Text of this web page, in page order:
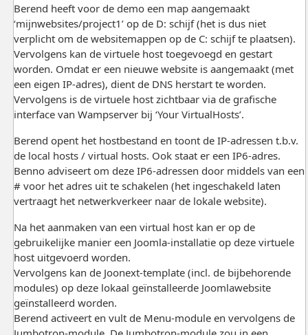
Berend heeft voor de demo een map aangemaakt
‘mijnwebsites/project1’ op de D: schijf (het is dus niet
verplicht om de websitemappen op de C: schijf te plaatsen).
Vervolgens kan de virtuele host toegevoegd en gestart
worden. Omdat er een nieuwe website is aangemaakt (met
een eigen IP-adres), dient de DNS herstart te worden.
Vervolgens is de virtuele host zichtbaar via de grafische
interface van Wampserver bij ‘Your VirtualHosts’.
Berend opent het hostbestand en toont de IP-adressen t.b.v.
de local hosts / virtual hosts. Ook staat er een IP6-adres.
Benno adviseert om deze IP6-adressen door middels van een
# voor het adres uit te schakelen (het ingeschakeld laten
vertraagt het netwerkverkeer naar de lokale website).
Na het aanmaken van een virtual host kan er op de
gebruikelijke manier een Joomla-installatie op deze virtuele
host uitgevoerd worden.
Vervolgens kan de Joonext-template (incl. de bijbehorende
modules) op deze lokaal geïnstalleerde Joomlawebsite
geïnstalleerd worden.
Berend activeert en vult de Menu-module en vervolgens de